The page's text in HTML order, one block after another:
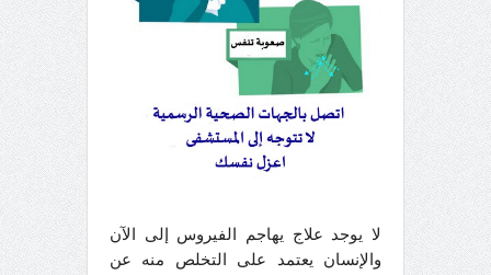
لا يوجد علاج يهاجم الفيروس إلى الآن
والإنسان يعتمد على التخلص منه عن